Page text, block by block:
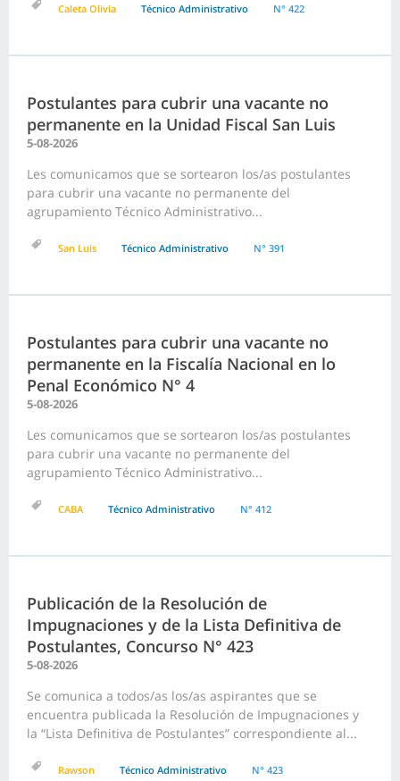
Caleta Olivia Técnico Administrativo N° 422
Postulantes para cubrir una vacante no
permanente en la Unidad Fiscal San Luis
5-08-2026
Les comunicamos que se sortearon los/as postulantes
para cubrir una vacante no permanente del
agrupamiento Técnico Administrativo...
San Luis Técnico Administrativo N° 391
Postulantes para cubrir una vacante no
permanente en la Fiscalía Nacional en lo
Penal Económico N° 4
5-08-2026
Les comunicamos que se sortearon los/as postulantes
para cubrir una vacante no permanente del
agrupamiento Técnico Administrativo...
CABA Técnico Administrativo N° 412
Publicación de la Resolución de
Impugnaciones y de la Lista Definitiva de
Postulantes, Concurso N° 423
5-08-2026
Se comunica a todos/as los/as aspirantes que se
encuentra publicada la Resolución de Impugnaciones y
la “Lista Definitiva de Postulantes” correspondiente al...
Rawson Técnico Administrativo N° 423